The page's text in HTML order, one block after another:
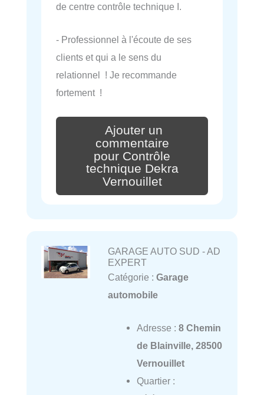
de centre contrôle technique I.
- Professionnel à l'écoute de ses
clients et qui a le sens du
relationnel ! Je recommande
fortement !
Ajouter un
commentaire
pour Contrôle
technique Dekra
Vernouillet
GARAGE AUTO SUD - AD
EXPERT
Catégorie : Garage
automobile
Adresse : 8 Chemin
de Blainville, 28500
Vernouillet
Quartier :